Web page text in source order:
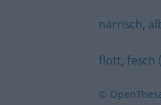
närrisch,
flott, fesch
©